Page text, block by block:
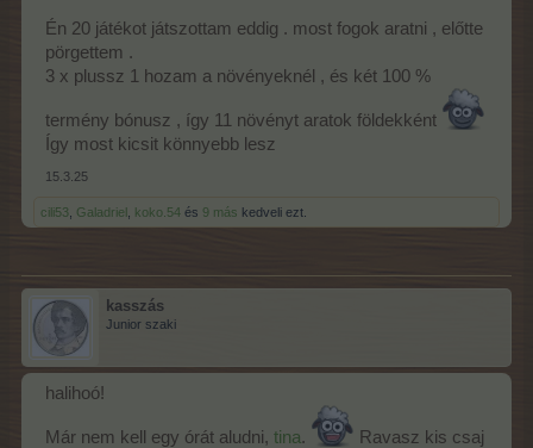
Én is szeretem a Metallica-t, de takarítani Marley-ra szoktam.
Nálunk épp nem esik, csak borulás van. Az én zőldségem is
éhes, pedig csak egy pár kaja jár még neki. Most szerencsém
volt, mert kaptam egy alap szupertrágya fát. Kiraktam a dombra,
ott elfér.
Én 20 játékot játszottam eddig . most fogok aratni , előtte
pörgettem .
3 x plussz 1 hozam a növényeknél , és két 100 %
termény bónusz , így 11 növényt aratok földekként
Így most kicsit könnyebb lesz
15.3.25
cili53 Galadriel koko.54 és 9 más kedveli ezt.
kasszás
Junior szaki
halihoó!
Már nem kell egy órát aludni, tina. Ravasz kis csaj